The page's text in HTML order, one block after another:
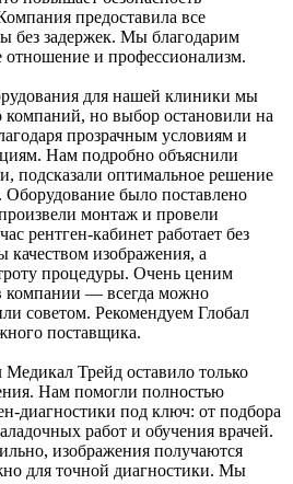
предоставила все
без задержек. Мы благодарим
отношение и профессионализм.
для нашей клиники мы
компаний, но выбор остановили на
прозрачным условиям и
Нам подробно объяснили
подсказали оптимальное решение
было поставлено
монтаж и провели
рентген-кабинет работает без
качеством изображения, а
процедуры. Очень ценим
компании — всегда можно
советом. Рекомендуем Глобал
поставщика.
Медикал Трейд оставило только
Нам помогли полностью
диагностики под ключ: от подбора
работ и обучения врачей.
изображения получаются
для точной диагностики. Мы